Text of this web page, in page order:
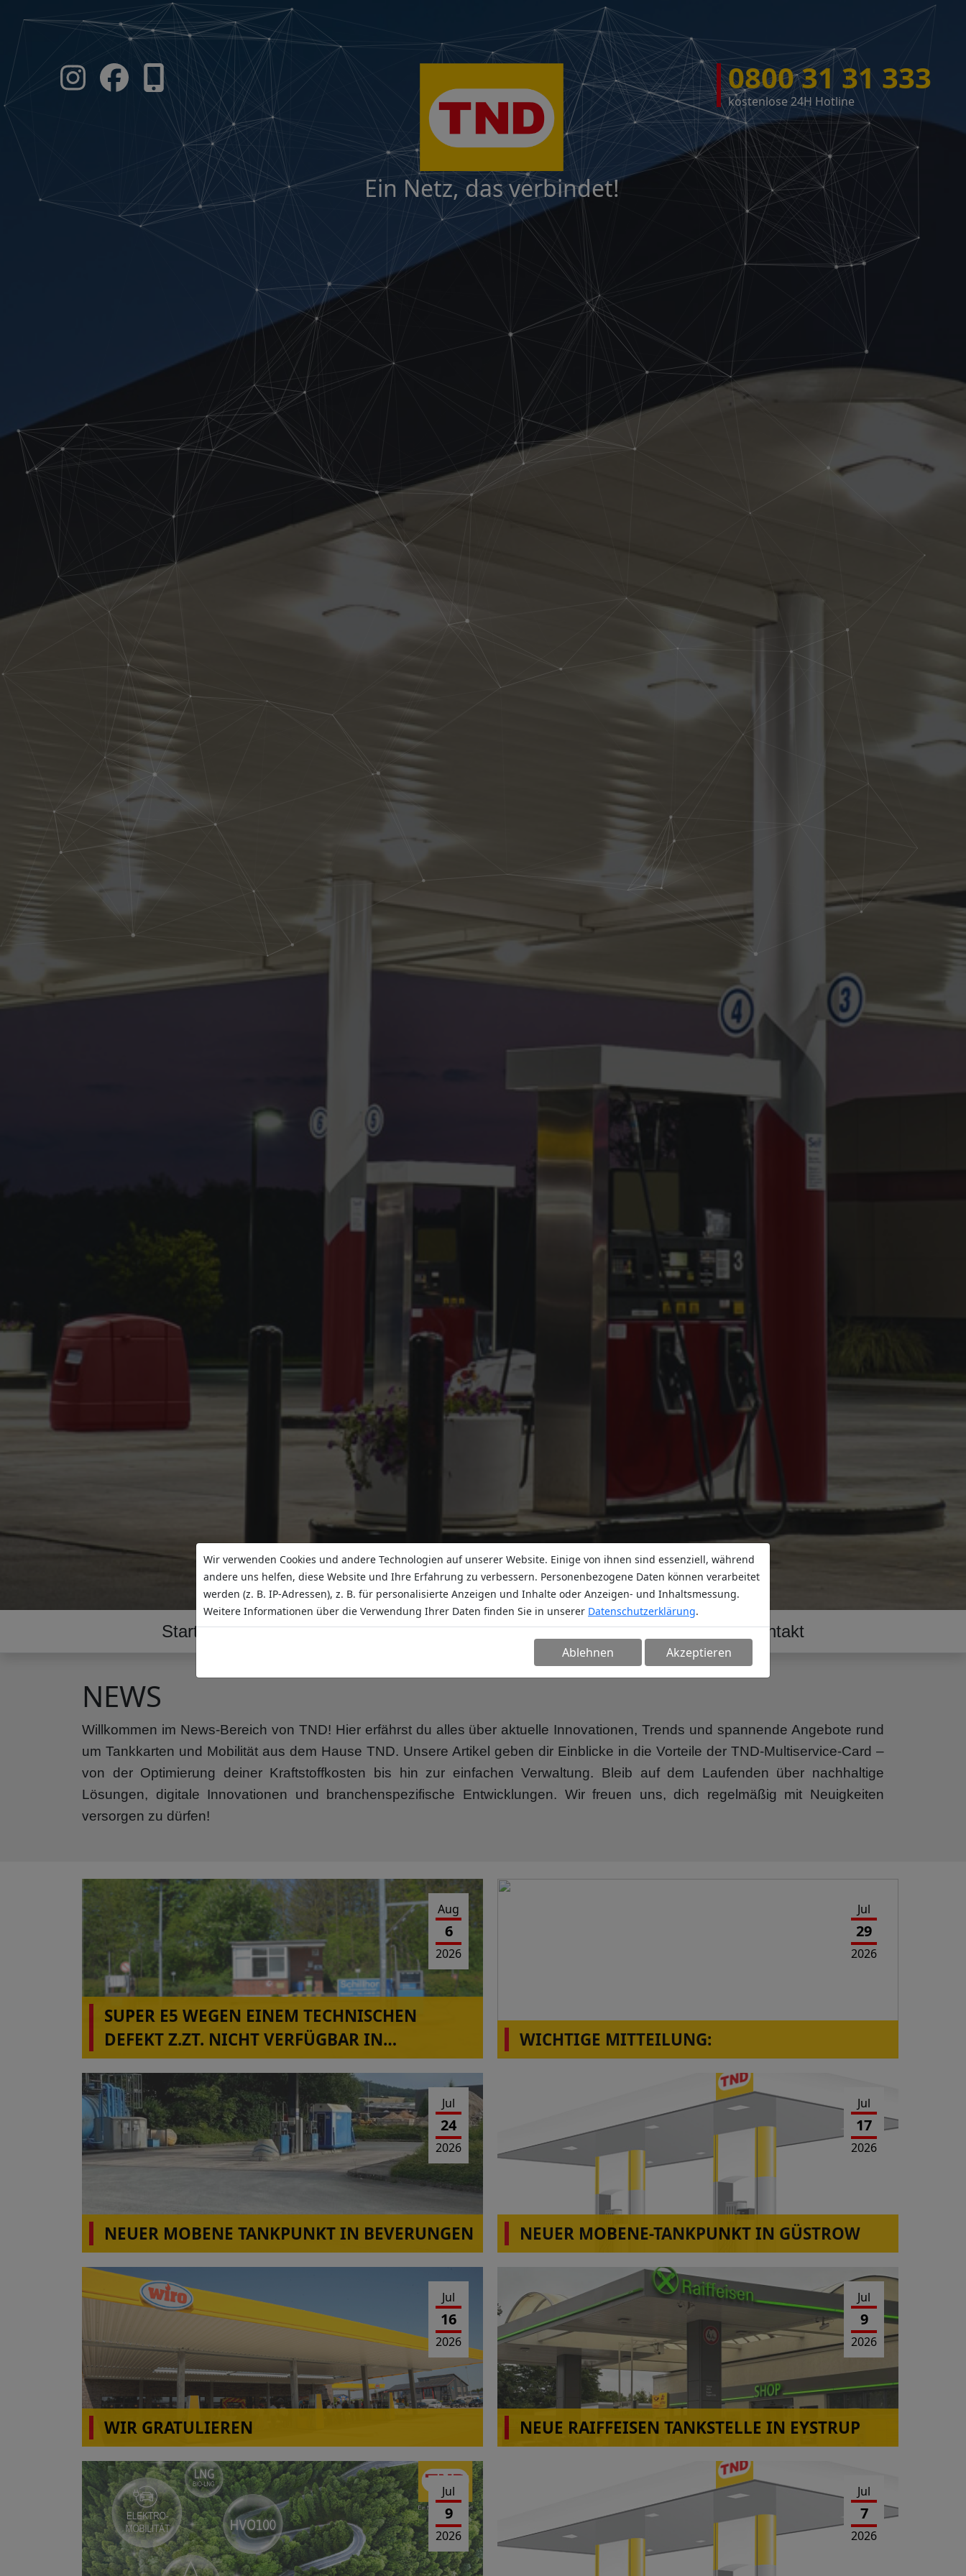
Ein Netz, das verbindet!
0800 31 31 333
kostenlose 24H Hotline
Start Tankstellen Service Unternehmen Partnerschaft Kontakt
NEWS
Willkommen im News-Bereich von TND! Hier erfährst du alles über aktuelle Innovationen, Trends und spannende Angebote rund
um Tankkarten und Mobilität aus dem Hause TND. Unsere Artikel geben dir Einblicke in die Vorteile der TND-Multiservice-Card –
von der Optimierung deiner Kraftstoffkosten bis hin zur einfachen Verwaltung. Bleib auf dem Laufenden über nachhaltige
Lösungen, digitale Innovationen und branchenspezifische Entwicklungen. Wir freuen uns, dich regelmäßig mit Neuigkeiten
versorgen zu dürfen!
Aug
6
2026
SUPER E5 WEGEN EINEM TECHNISCHEN
DEFEKT Z.ZT. NICHT VERFÜGBAR IN
ALBERSDORF!
Jul
29
2026
WICHTIGE MITTEILUNG:
Die Station Montabaur-Horressen, Westerwaldstr.2a ist wieder in
Jul
24
2026
NEUER MOBENE TANKPUNKT IN BEVERUNGEN
Jul
17
2026
NEUER MOBENE-TANKPUNKT IN GÜSTROW
Jul
16
2026
WIR GRATULIEREN
wiro Autohof A31 Rhede(Ems)
Jul
9
2026
NEUE RAIFFEISEN TANKSTELLE IN EYSTRUP
Jul
9
2026
Jul
7
2026
Wir verwenden Cookies und andere Technologien auf unserer Website. Einige von ihnen sind essenziell, während
andere uns helfen, diese Website und Ihre Erfahrung zu verbessern. Personenbezogene Daten können verarbeitet
werden (z. B. IP-Adressen), z. B. für personalisierte Anzeigen und Inhalte oder Anzeigen- und Inhaltsmessung.
Weitere Informationen über die Verwendung Ihrer Daten finden Sie in unserer Datenschutzerklärung.
Ablehnen Akzeptieren